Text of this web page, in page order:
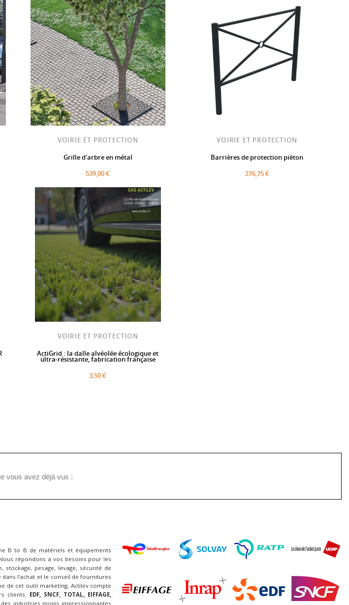
VOIRIE ET PROTECTION
Grille d'arbre en métal
539,00 €
VOIRIE ET PROTECTION
Barrières de protection pièton
276,75 €
VOIRIE ET PROTECTION
ActiGrid : la dalle alvéolée écologique et
ultra-résistante, fabrication française
3,50 €
vous avez déjà vus :
B to B de matériels et équipements
répondons à vos besoins pour les
pesage, levage, sécurité de
l’achat et le conseil de fournitures
de cet outil marketing, Actilev compte
clients. EDF, SNCF, TOTAL, EIFFAGE,
industries moins impressionnantes